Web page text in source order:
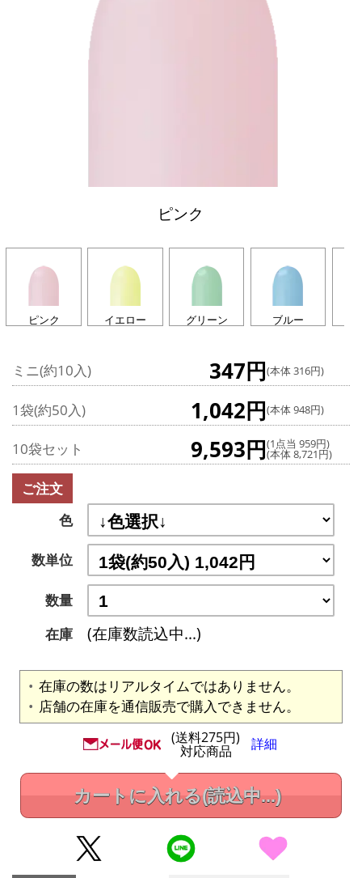
ピンク
ピンク イエロー グリーン ブルー
ミニ(約10入) 347円(本体 316円)
1袋(約50入) 1,042円(本体 948円)
10袋セット 9,593円(1点当 959円)
(本体 8,721円)
ご注文
色
数単位
数量
在庫
(在庫数読込中...)
在庫の数はリアルタイムではありません。
店舗の在庫を通信販売で購入できません。
(送料275円)
対応商品 詳細
カートに入れる(読込中...)